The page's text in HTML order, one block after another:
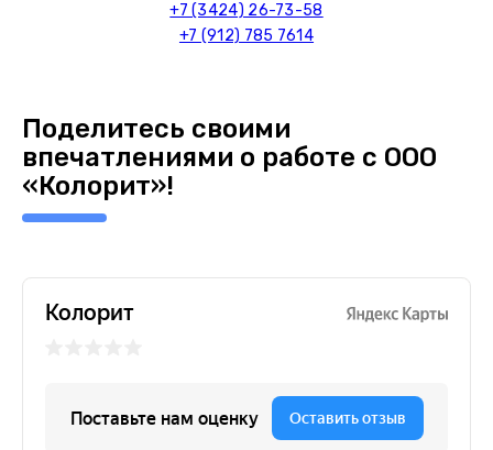
+7 (3424) 26-73-58
+7 (912) 785 7614
Поделитесь своими
впечатлениями о работе с ООО
«Колорит»!